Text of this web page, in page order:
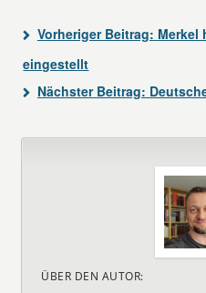
Vorheriger Beitrag: Merkel
eingestellt
Nächster Beitrag:
ÜBER DEN AUTOR: